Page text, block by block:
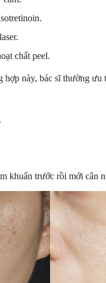
chất peel.
hợp này, bác sĩ thường ưu
khuẩn trước rồi mới cân